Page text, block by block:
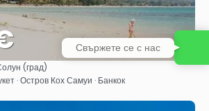
Вижте
(град)
· Остров Кох Самуи · Банкок
Свържете се с нас